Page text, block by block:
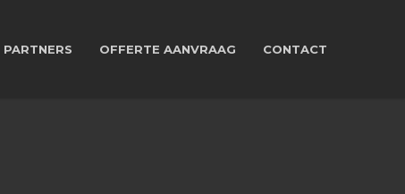
PARTNERS OFFERTE AANVRAAG CONTACT